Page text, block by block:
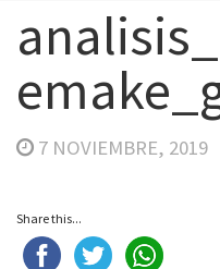
7 NOVIEMBRE, 2019
Share this...